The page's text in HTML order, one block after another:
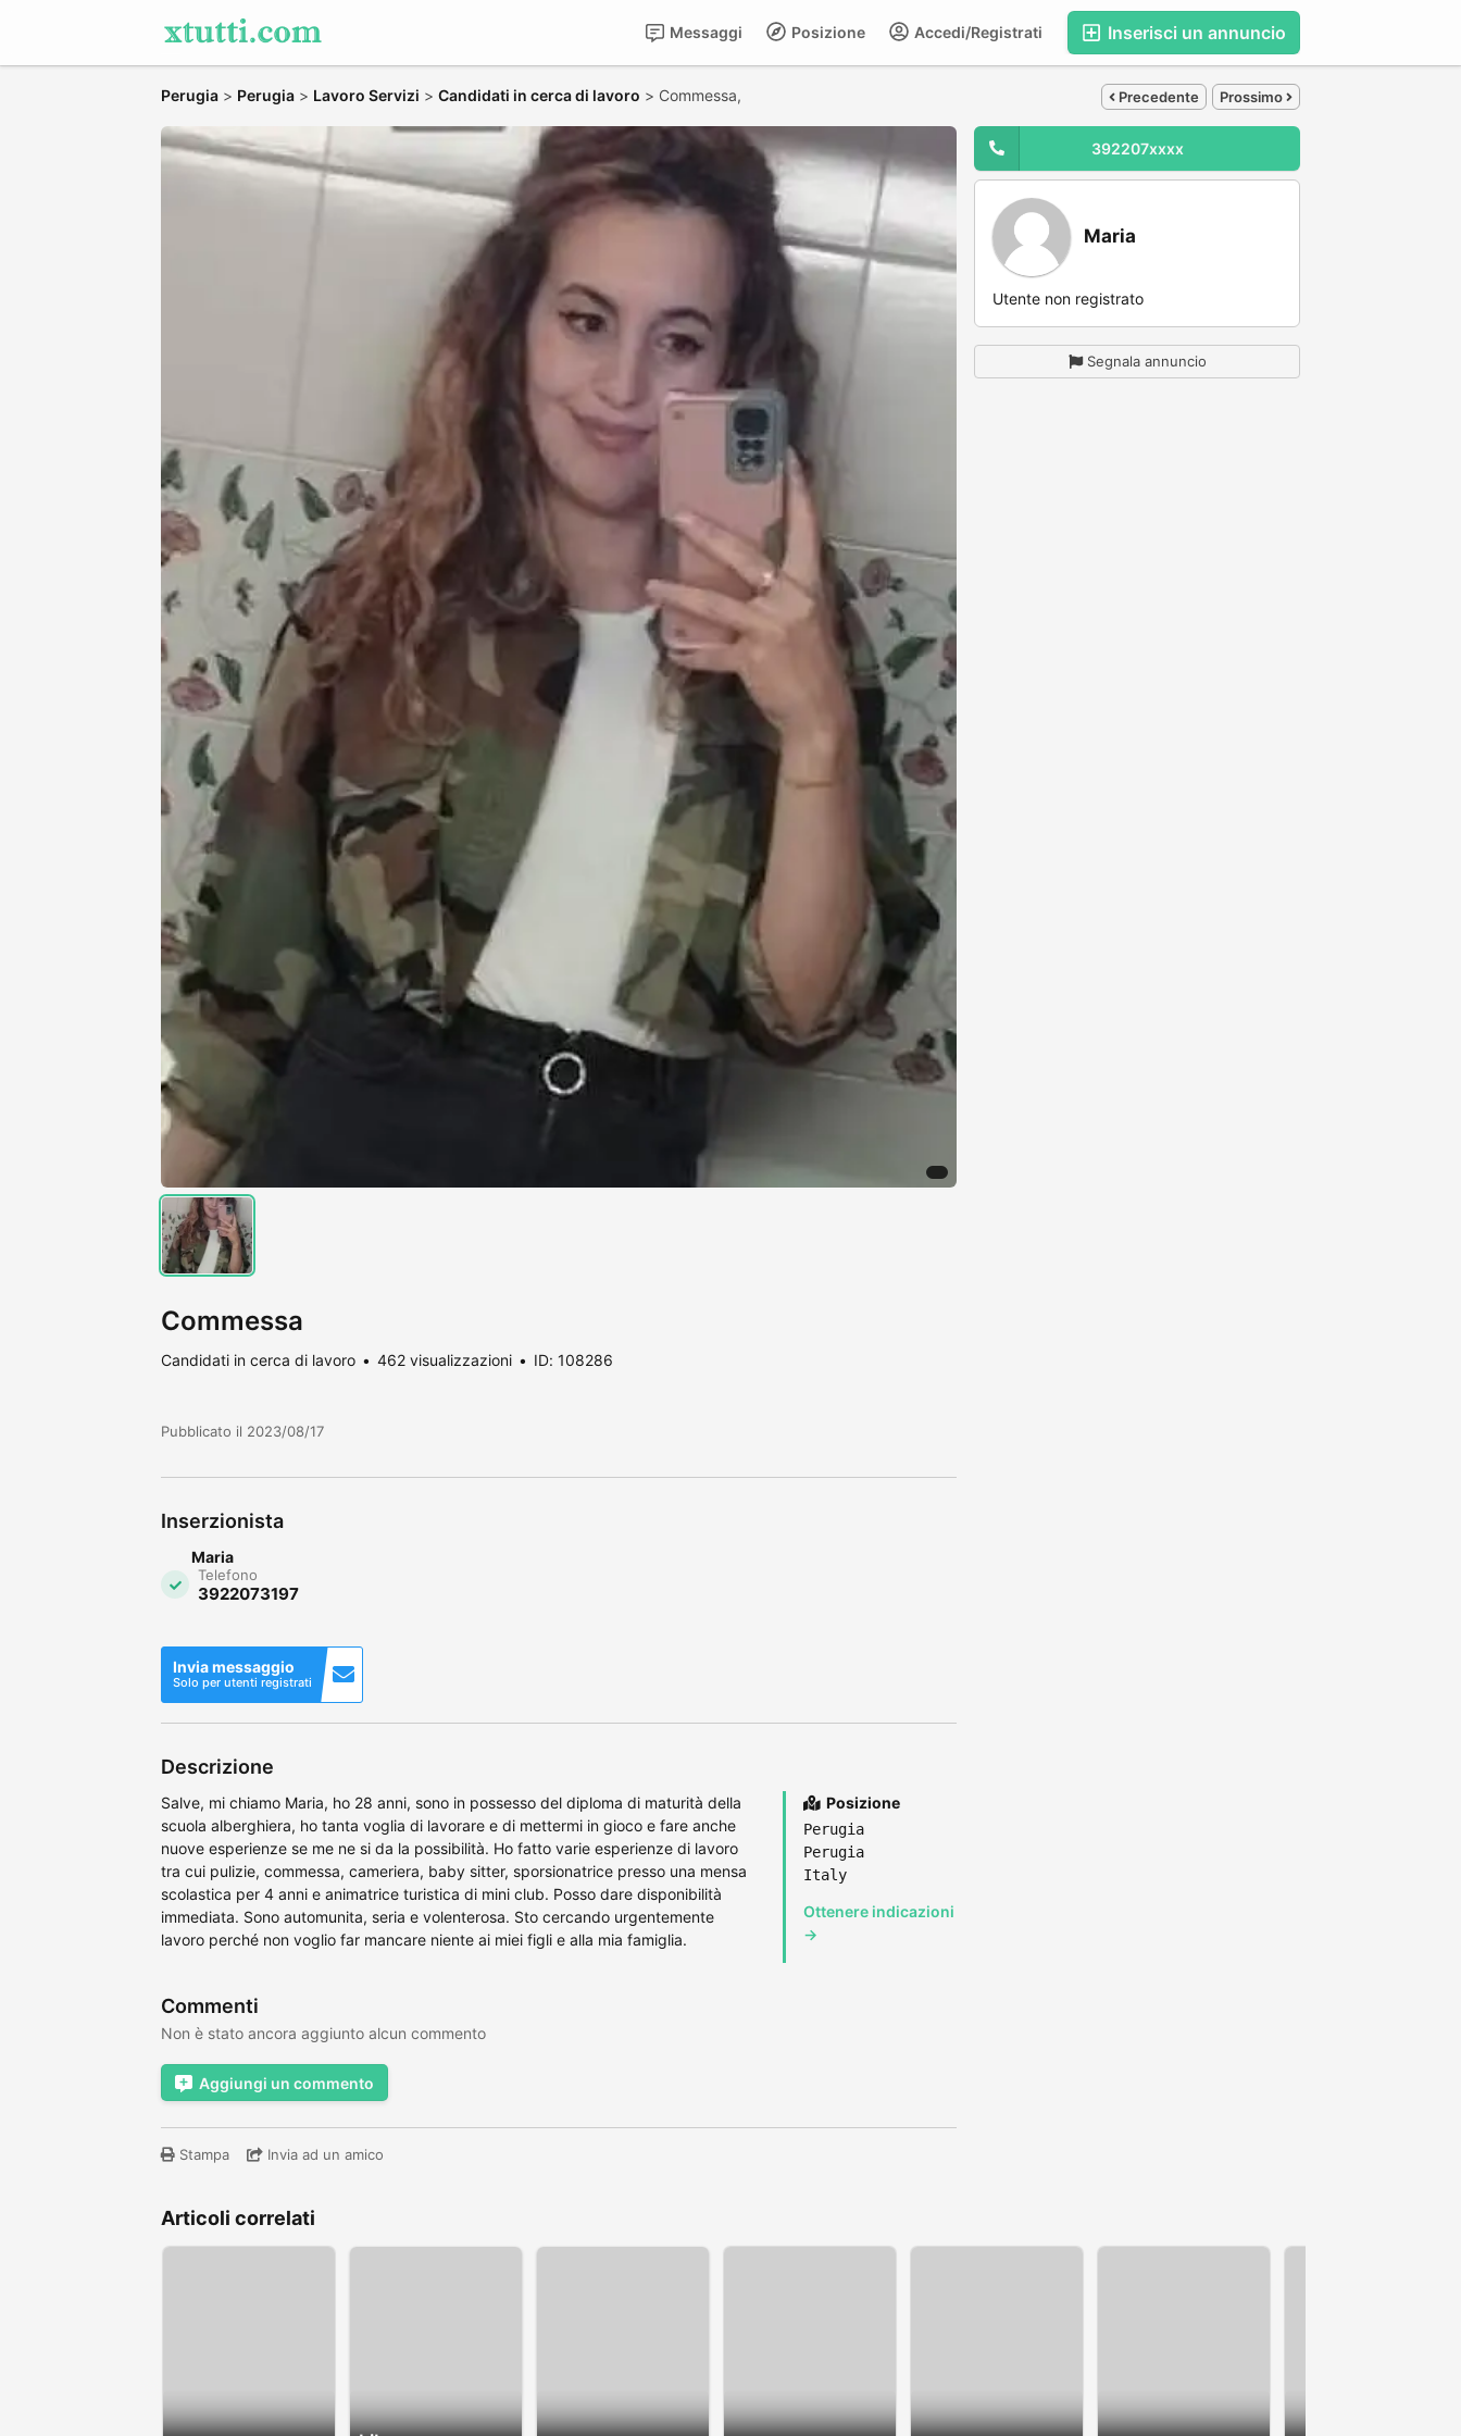
Inserisci un annuncio
Accedi/Registrati
Posizione
Messaggi
Perugia > Perugia > Lavoro Servizi > Candidati in cerca di lavoro > Commessa, Precedente Prossimo
Commessa
Candidati in cerca di lavoro 462 visualizzazioni ID: 108286
Pubblicato il 2023/08/17
Inserzionista
Maria
Telefono
3922073197
Invia messaggio
Solo per utenti registrati
Descrizione
Salve, mi chiamo Maria, ho 28 anni, sono in possesso del diploma di maturità della
scuola alberghiera, ho tanta voglia di lavorare e di mettermi in gioco e fare anche
nuove esperienze se me ne si da la possibilità. Ho fatto varie esperienze di lavoro
tra cui pulizie, commessa, cameriera, baby sitter, sporsionatrice presso una mensa
scolastica per 4 anni e animatrice turistica di mini club. Posso dare disponibilità
immediata. Sono automunita, seria e volenterosa. Sto cercando urgentemente
lavoro perché non voglio far mancare niente ai miei figli e alla mia famiglia.
Posizione
Perugia
Perugia
Italy
Ottenere indicazioni
→
Commenti
Non è stato ancora aggiunto alcun commento
Aggiungi un commento
Stampa Invia ad un amico
392207xxxx
Maria
Utente non registrato
Segnala annuncio
Articoli correlati